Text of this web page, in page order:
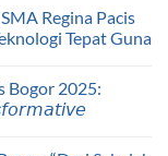
Regina Pacis
Tepat Guna
Bogor 2025: